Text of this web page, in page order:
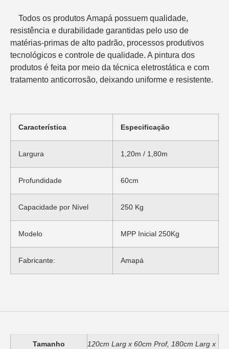
resistência e durabilidade garantidas pelo uso de
matérias-primas de alto padrão, processos produtivos
tecnológicos e controle de qualidade. A pintura dos
produtos é feita por meio da técnica eletrostática e com
tratamento anticorrosão, deixando uniforme e resistente.
Característica Especificação
Largura 1,20m / 1,80m
Profundidade 60cm
Capacidade por Nível 250 Kg
Modelo MPP Inicial 250Kg
Fabricante: Amapá
Tamanho
120cm Larg x 60cm Prof, 180cm Larg x